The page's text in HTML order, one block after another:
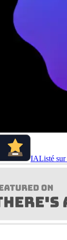
IAListé sur